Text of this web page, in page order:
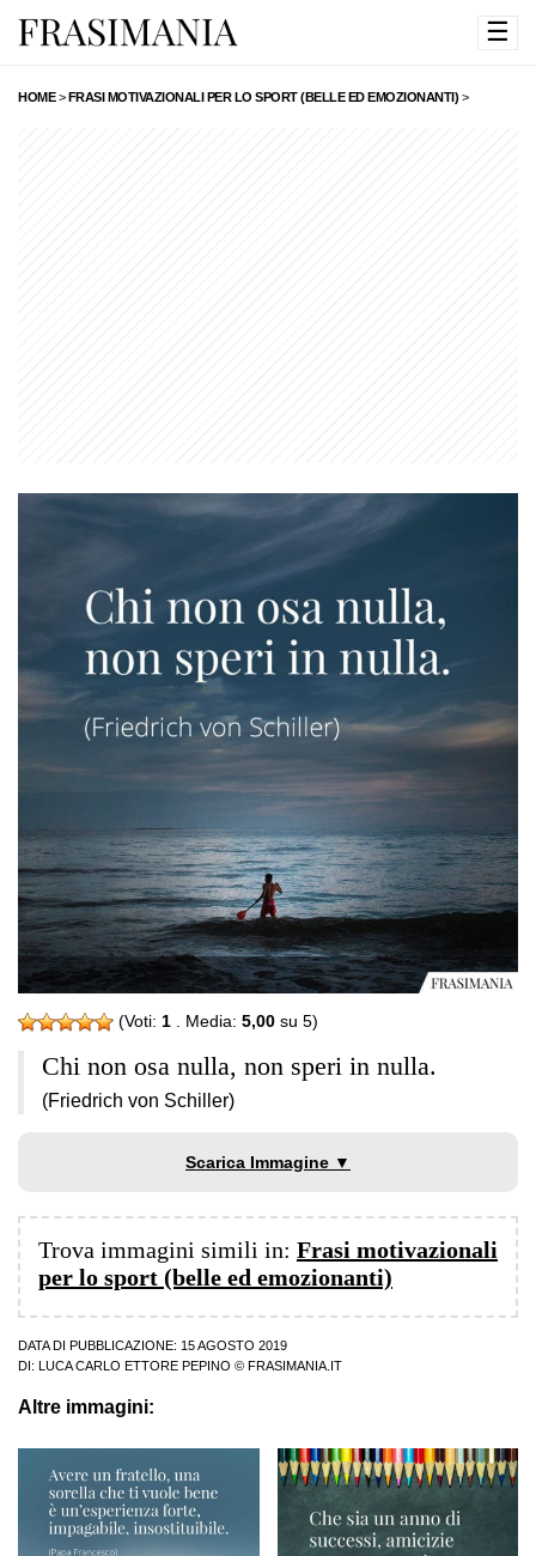
☰
HOME>FRASI MOTIVAZIONALI PER LO SPORT (BELLE ED EMOZIONANTI) >
(Voti: 1 . Media: 5,00 su 5)
Chi non osa nulla, non speri in nulla.
(Friedrich von Schiller)
Scarica Immagine ▼
Trova immagini simili in: Frasi motivazionali
per lo sport (belle ed emozionanti)
DATA DI PUBBLICAZIONE: 15 AGOSTO 2019
DI:
LUCA CARLO ETTORE PEPINO © FRASIMANIA.IT
Altre immagini: